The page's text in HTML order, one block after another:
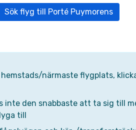
Sök flyg till Porté Puymorens
närmaste flygplats,
inte den snabbaste att ta sig till
till